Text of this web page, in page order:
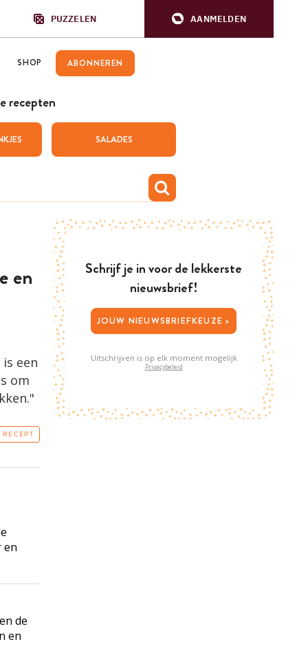
PUZZELEN AANMELDEN
SHOP ABONNEREN
recepten
SALADES
en
een
om
en
de
en
Schrijf je in voor de lekkerste
nieuwsbrief!
JOUW NIEUWSBRIEFKEUZE >
Uitschrijven is op elk moment mogelijk
Privacybeleid